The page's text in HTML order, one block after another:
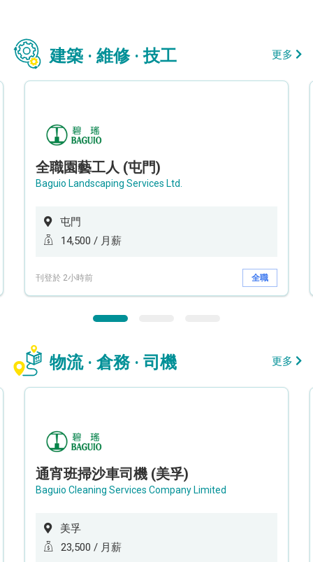
建築 · 維修 · 技工 更多
全職園藝工人 (屯門)
Baguio Landscaping Services Ltd.
屯門
14,500 / 月薪
刊登於 2小時前 全職
物流 · 倉務 · 司機 更多
通宵班掃沙車司機 (美孚)
Baguio Cleaning Services Company Limited
美孚
23,500 / 月薪